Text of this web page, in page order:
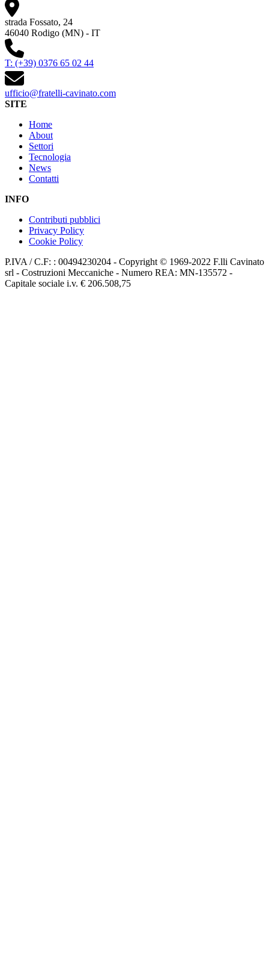
strada Fossato, 24
46040 Rodigo (MN) - IT
T: (+39) 0376 65 02 44
ufficio@fratelli-cavinato.com
SITE
Home
About
Settori
Tecnologia
News
Contatti
INFO
Contributi pubblici
Privacy Policy
Cookie Policy
P.IVA / C.F: : 00494230204 - Copyright © 1969-2022 F.lli Cavinato
srl - Costruzioni Meccaniche - Numero REA: MN-135572 -
Capitale sociale i.v. € 206.508,75